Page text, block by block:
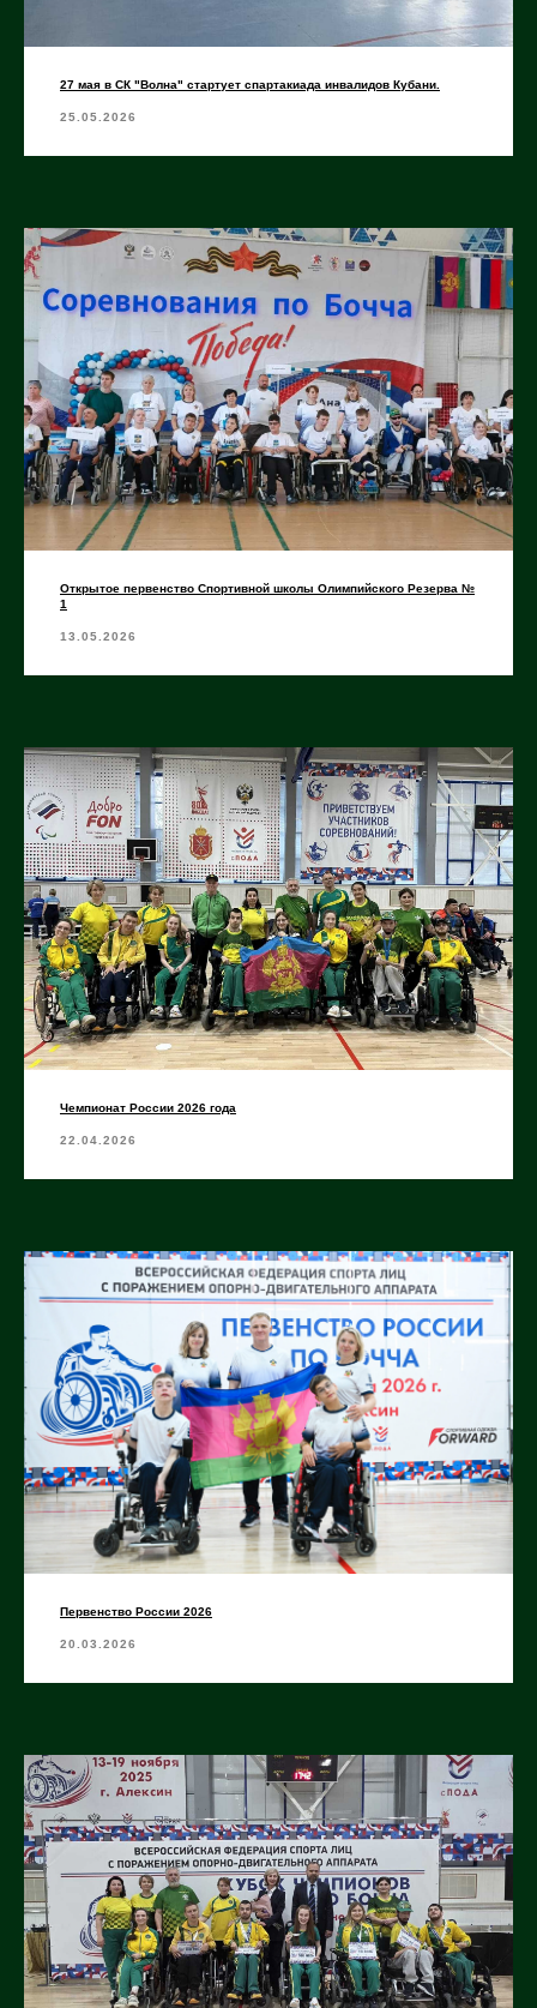
27 мая в СК "Волна" стартует спартакиада инвалидов Кубани.
25.05.2026
Открытое первенство Спортивной школы Олимпийского Резерва №
1
13.05.2026
Чемпионат России 2026 года
22.04.2026
Первенство России 2026
20.03.2026